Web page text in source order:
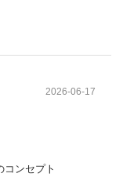
2026-06-17
ンセプト